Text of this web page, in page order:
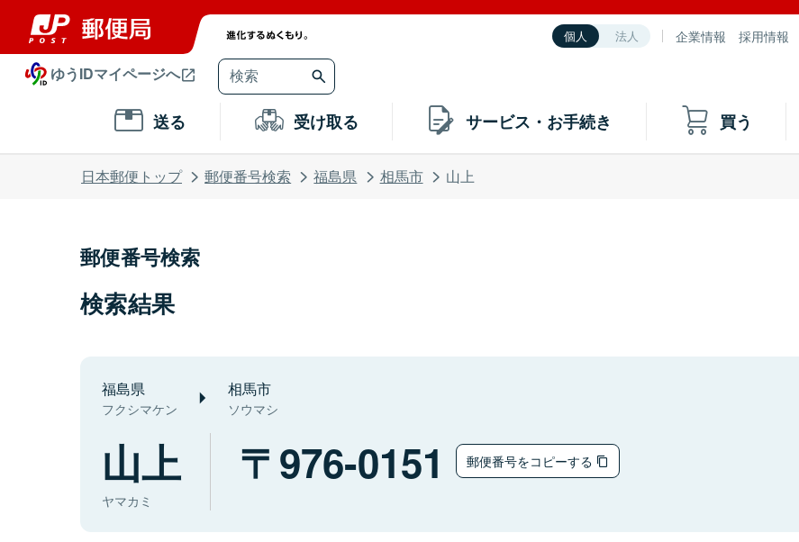
個人 法人 企業情報 採用情報
ゆうIDマイページへ
送る 受け取る サービス・お手続き 買う
日本郵便トップ 郵便番号検索 福島県 相馬市 山上
郵便番号検索
検索結果
福島県
フクシマケン
相馬市
ソウマシ
山上
ヤマカミ
976-0151 郵便番号をコピーする